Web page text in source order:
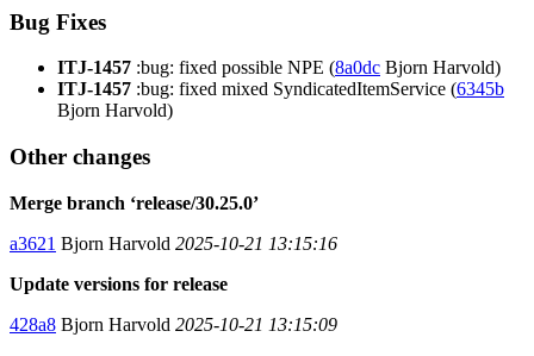
Bug Fixes
ITJ-1457 :bug: fixed possible NPE (8a0dc Bjorn Harvold)
ITJ-1457 :bug: fixed mixed SyndicatedItemService (6345b
Bjorn Harvold)
Other changes
Merge branch ‘release/30.25.0’
a3621 Bjorn Harvold 2025-10-21 13:15:16
Update versions for release
428a8 Bjorn Harvold 2025-10-21 13:15:09